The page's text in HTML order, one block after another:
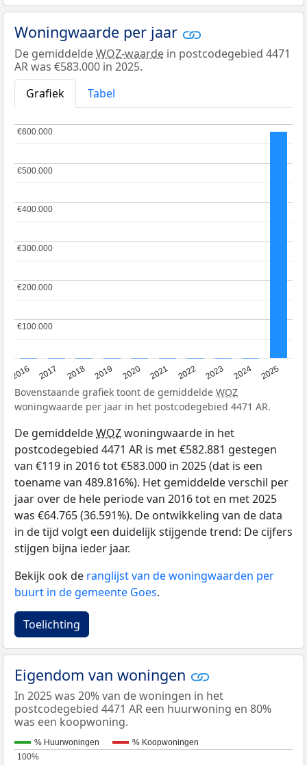
Woningwaarde per jaar
De gemiddeldeWOZ-waarde in postcodegebied 4471
AR was €583.000 in 2025.
Grafiek
Tabel
2016 2017 2018 2019 2020 2021 2022 2023 2024 2025
€100.000
€100.000
€200.000
€200.000
€300.000
€300.000
€400.000
€400.000
€500.000
€500.000
€600.000
€600.000
Bovenstaande grafiek toont de gemiddelde WOZ
woningwaarde per jaar in het postcodegebied 4471 AR.
De gemiddeldeWOZwoningwaarde in het
postcodegebied 4471 AR is met €582.881 gestegen
van €119 in 2016 tot €583.000 in 2025 (dat is een
toename van 489.816%). Het gemiddelde verschil per
jaar over de hele periode van 2016 tot en met 2025
was €64.765 (36.591%). De ontwikkeling van de data
in de tijd volgt een duidelijk stijgende trend: De cijfers
stijgen bijna ieder jaar.
Bekijk ook de ranglijst van de woningwaarden per
buurt in de gemeente Goes.
Toelichting
Eigendom van woningen
In 2025 was 20% van de woningen in het
postcodegebied 4471 AR een huurwoning en 80%
was een koopwoning.
% Huurwoningen
% Koopwoningen
100%
100%